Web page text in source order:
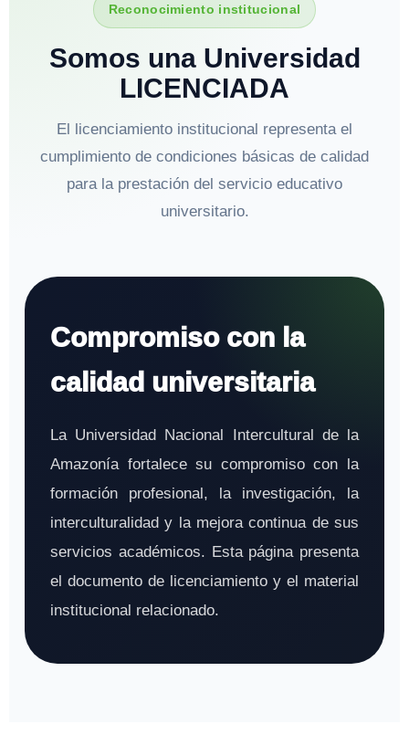
Reconocimiento institucional
Somos una Universidad
LICENCIADA
El licenciamiento institucional representa el
cumplimiento de condiciones básicas de calidad
para la prestación del servicio educativo
universitario.
Compromiso con la
calidad universitaria
La Universidad Nacional Intercultural de la
Amazonía fortalece su compromiso con la
formación profesional, la investigación, la
interculturalidad y la mejora continua de sus
servicios académicos. Esta página presenta
el documento de licenciamiento y el material
institucional relacionado.